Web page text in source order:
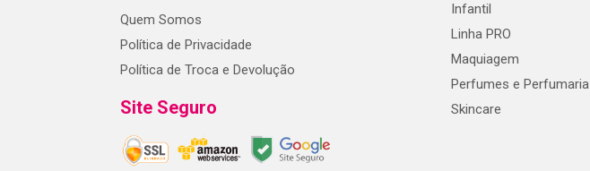
Quem Somos
Política de Privacidade
Política de Troca e Devolução
Site Seguro
Infantil
Linha PRO
Maquiagem
Perfumes e Perfumaria
Skincare